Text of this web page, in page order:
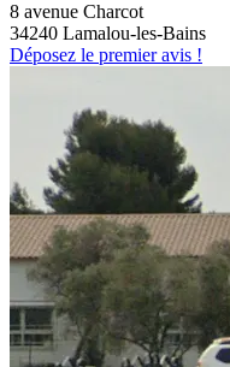
8 avenue Charcot
34240 Lamalou-les-Bains
Déposez le premier avis !